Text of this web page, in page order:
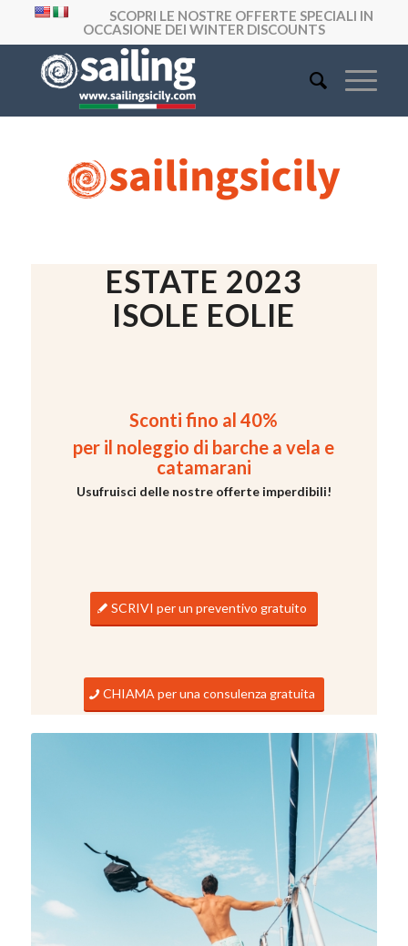
SCOPRI LE NOSTRE OFFERTE SPECIALI IN
OCCASIONE DEI WINTER DISCOUNTS
ESTATE 2023
ISOLE EOLIE
Sconti fino al 40%
per il noleggio di barche a vela e
catamarani
Usufruisci delle nostre offerte imperdibili!
SCRIVI per un preventivo gratuito
CHIAMA per una consulenza gratuita